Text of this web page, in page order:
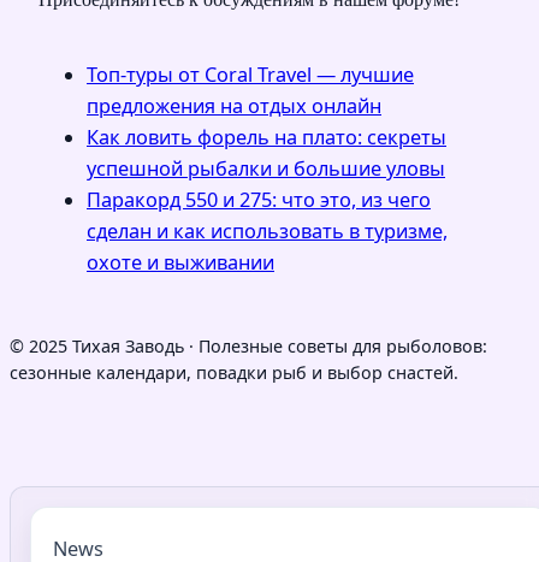
Топ-туры от Coral Travel — лучшие
предложения на отдых онлайн
Как ловить форель на плато: секреты
успешной рыбалки и большие уловы
Паракорд 550 и 275: что это, из чего
сделан и как использовать в туризме,
охоте и выживании
© 2025 Тихая Заводь · Полезные советы для рыболовов:
сезонные календари, повадки рыб и выбор снастей.
News